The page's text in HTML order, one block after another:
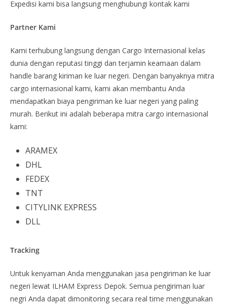
Expedisi kami bisa langsung menghubungi kontak kami
Partner Kami
Kami terhubung langsung dengan Cargo Internasional kelas
dunia dengan reputasi tinggi dan terjamin keamaan dalam
handle barang kiriman ke luar negeri. Dengan banyaknya mitra
cargo internasional kami, kami akan membantu Anda
mendapatkan biaya pengiriman ke luar negeri yang paling
murah. Berikut ini adalah beberapa mitra cargo internasional
kami:
ARAMEX
DHL
FEDEX
TNT
CITYLINK EXPRESS
DLL
Tracking
Untuk kenyaman Anda menggunakan jasa pengiriman ke luar
negeri lewat ILHAM Express Depok. Semua pengiriman luar
negri Anda dapat dimonitoring secara real time menggunakan